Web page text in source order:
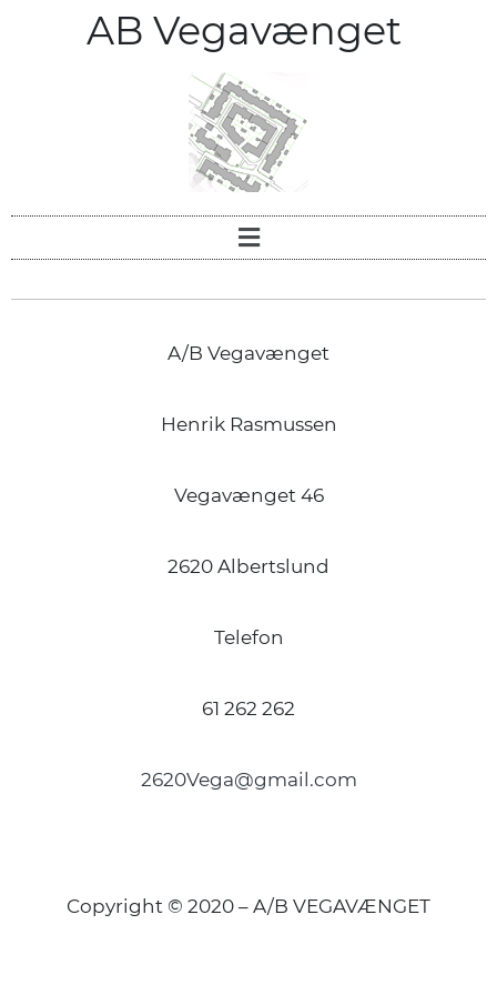
AB Vegavænget
A/B Vegavænget
Henrik Rasmussen
Vegavænget 46
2620 Albertslund
Telefon
61 262 262
2620Vega@gmail.com
Copyright © 2020 – A/B VEGAVÆNGET